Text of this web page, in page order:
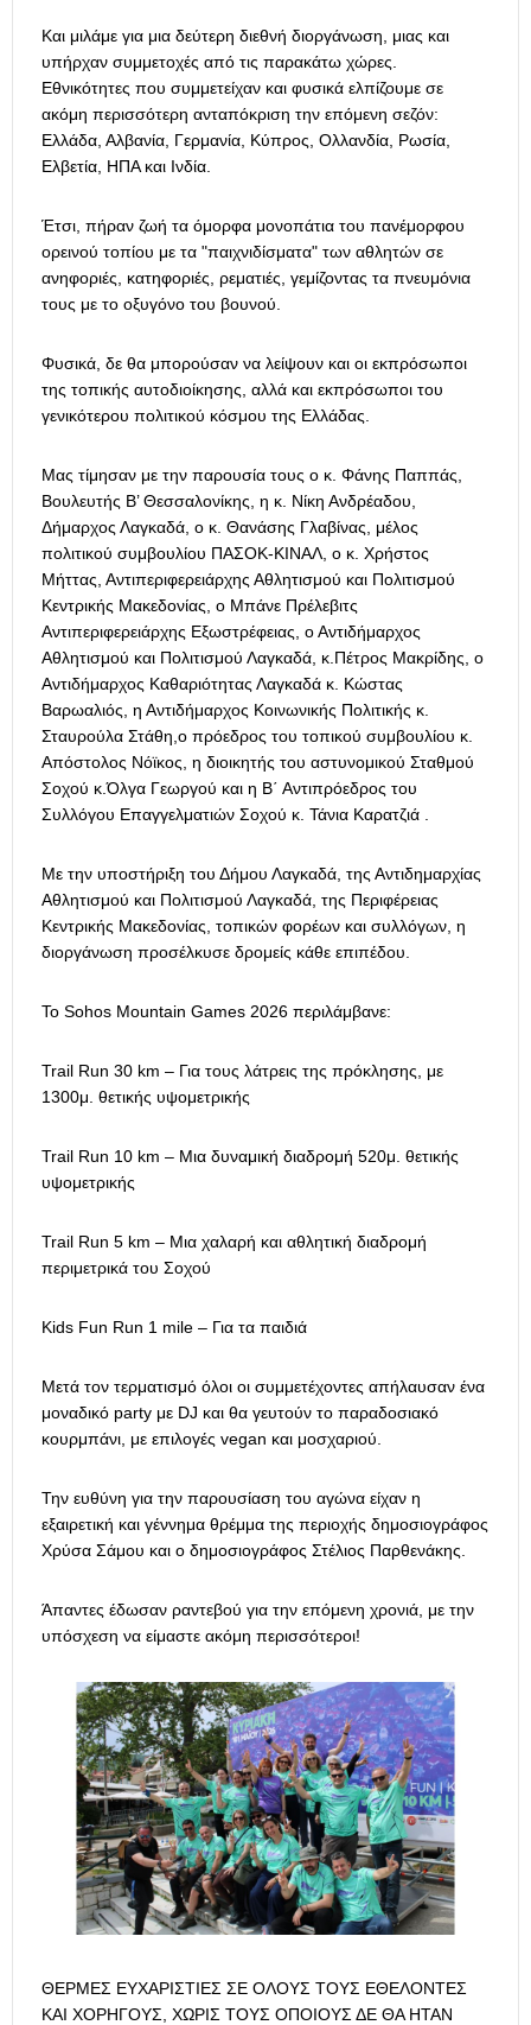
Και μιλάμε για μια δεύτερη διεθνή διοργάνωση, μιας και
υπήρχαν συμμετοχές από τις παρακάτω χώρες.
Εθνικότητες που συμμετείχαν και φυσικά ελπίζουμε σε
ακόμη περισσότερη ανταπόκριση την επόμενη σεζόν:
Ελλάδα, Αλβανία, Γερμανία, Κύπρος, Ολλανδία, Ρωσία,
Ελβετία, ΗΠΑ και Ινδία.
Έτσι, πήραν ζωή τα όμορφα μονοπάτια του πανέμορφου
ορεινού τοπίου με τα "παιχνιδίσματα" των αθλητών σε
ανηφοριές, κατηφοριές, ρεματιές, γεμίζοντας τα πνευμόνια
τους με το οξυγόνο του βουνού.
Φυσικά, δε θα μπορούσαν να λείψουν και οι εκπρόσωποι
της τοπικής αυτοδιοίκησης, αλλά και εκπρόσωποι του
γενικότερου πολιτικού κόσμου της Ελλάδας.
Μας τίμησαν με την παρουσία τους ο κ. Φάνης Παππάς,
Βουλευτής Β’ Θεσσαλονίκης, η κ. Νίκη Ανδρέαδου,
Δήμαρχος Λαγκαδά, ο κ. Θανάσης Γλαβίνας, μέλος
πολιτικού συμβουλίου ΠΑΣΟΚ-ΚΙΝΑΛ, ο κ. Χρήστος
Μήττας, Αντιπεριφερειάρχης Αθλητισμού και Πολιτισμού
Κεντρικής Μακεδονίας, ο Μπάνε Πρέλεβιτς
Αντιπεριφερειάρχης Εξωστρέφειας, ο Αντιδήμαρχος
Αθλητισμού και Πολιτισμού Λαγκαδά, κ.Πέτρος Μακρίδης, ο
Αντιδήμαρχος Καθαριότητας Λαγκαδά κ. Κώστας
Βαρωαλιός, η Αντιδήμαρχος Κοινωνικής Πολιτικής κ.
Σταυρούλα Στάθη,ο πρόεδρος του τοπικού συμβουλίου κ.
Απόστολος Νόϊκος, η διοικητής του αστυνομικού Σταθμού
Σοχού κ.Όλγα Γεωργού και η Β΄ Αντιπρόεδρος του
Συλλόγου Επαγγελματιών Σοχού κ. Τάνια Καρατζιά .
Με την υποστήριξη του Δήμου Λαγκαδά, της Αντιδημαρχίας
Αθλητισμού και Πολιτισμού Λαγκαδά, της Περιφέρειας
Κεντρικής Μακεδονίας, τοπικών φορέων και συλλόγων, η
διοργάνωση προσέλκυσε δρομείς κάθε επιπέδου.
Το Sohos Mountain Games 2026 περιλάμβανε:
Trail Run 30 km – Για τους λάτρεις της πρόκλησης, με
1300μ. θετικής υψομετρικής
Trail Run 10 km – Μια δυναμική διαδρομή 520μ. θετικής
υψομετρικής
Trail Run 5 km – Μια χαλαρή και αθλητική διαδρομή
περιμετρικά του Σοχού
Kids Fun Run 1 mile – Για τα παιδιά
Μετά τον τερματισμό όλοι οι συμμετέχοντες απήλαυσαν ένα
μοναδικό party με DJ και θα γευτούν το παραδοσιακό
κουρμπάνι, με επιλογές vegan και μοσχαριού.
Την ευθύνη για την παρουσίαση του αγώνα είχαν η
εξαιρετική και γέννημα θρέμμα της περιοχής δημοσιογράφος
Χρύσα Σάμου και ο δημοσιογράφος Στέλιος Παρθενάκης.
Άπαντες έδωσαν ραντεβού για την επόμενη χρονιά, με την
υπόσχεση να είμαστε ακόμη περισσότεροι!
ΘΕΡΜΕΣ ΕΥΧΑΡΙΣΤΙΕΣ ΣΕ ΟΛΟΥΣ ΤΟΥΣ ΕΘΕΛΟΝΤΕΣ
ΚΑΙ ΧΟΡΗΓΟΥΣ, ΧΩΡΙΣ ΤΟΥΣ ΟΠΟΙΟΥΣ ΔΕ ΘΑ ΗΤΑΝ